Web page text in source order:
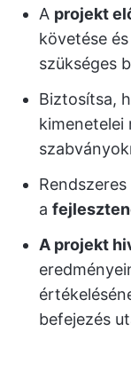
A projekt
követése
szükséges
Biztosítsa,
kimenetelei
a
A projekt
befejezés